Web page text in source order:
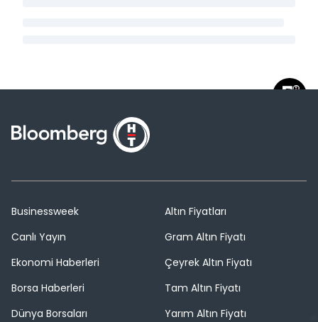
Businessweek
Canlı Yayın
Ekonomi Haberleri
Borsa Haberleri
Dünya Borsaları
Altın Fiyatları
Gram Altın Fiyatı
Çeyrek Altın Fiyatı
Tam Altın Fiyatı
Yarım Altın Fiyatı